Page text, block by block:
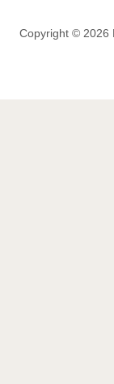
Copyright © 2026